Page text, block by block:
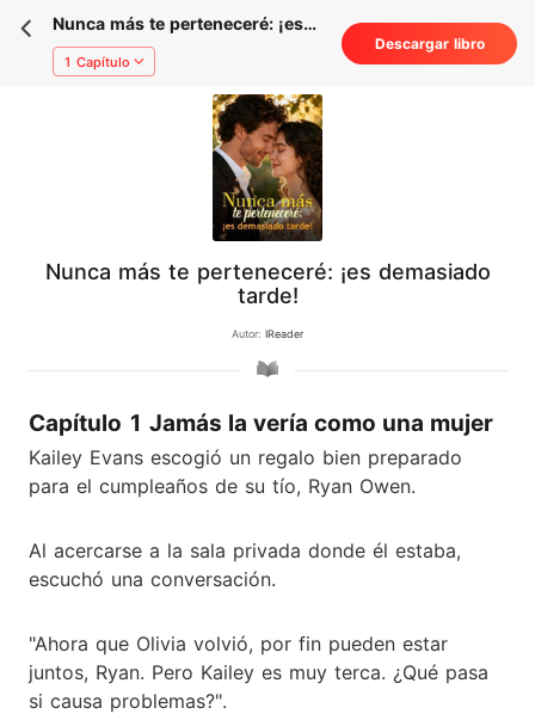
Nunca más te perteneceré: ¡es
demasiado tarde!
1 Capítulo
Descargar libro
Nunca más te perteneceré: ¡es demasiado
tarde!
Autor: IReader
Capítulo 1 Jamás la vería como una mujer
Kailey Evans escogió un regalo bien preparado
para el cumpleaños de su tío, Ryan Owen.
Al acercarse a la sala privada donde él estaba,
escuchó una conversación.
"Ahora que Olivia volvió, por fin pueden estar
juntos, Ryan. Pero Kailey es muy terca. ¿Qué pasa
si causa problemas?".